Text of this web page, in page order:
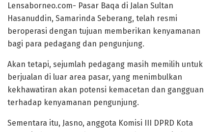
Lensaborneo.com- Pasar Baqa di Jalan Sultan
Hasanuddin, Samarinda Seberang, telah resmi
beroperasi dengan tujuan memberikan kenyamanan
bagi para pedagang dan pengunjung.
Akan tetapi, sejumlah pedagang masih memilih untuk
berjualan di luar area pasar, yang menimbulkan
kekhawatiran akan potensi kemacetan dan gangguan
terhadap kenyamanan pengunjung.
Sementara itu, Jasno, anggota Komisi III DPRD Kota